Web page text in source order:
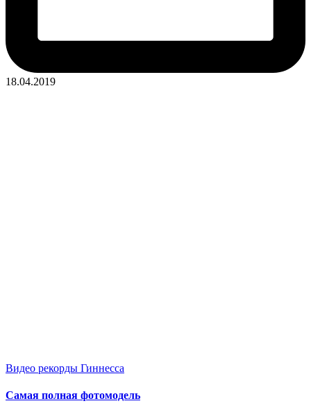
18.04.2019
Опубликовано
Видео рекорды Гиннесса
Самая полная фотомодель